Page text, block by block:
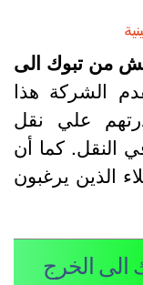
تبوك الى
الشركة هذا
علي نقل
كما أن
الذين يرغبون
الخرج